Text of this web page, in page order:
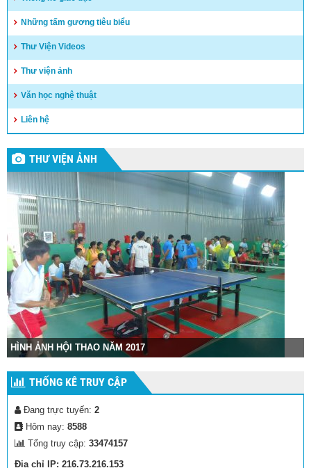
Những tấm gương tiêu biểu
Thư Viện Videos
Thư viện ảnh
Văn học nghệ thuật
Liên hệ
THƯ VIỆN ẢNH
THAO NĂM 2017
THỐNG KÊ TRUY CẬP
Đang trực tuyến: 2
Hôm nay: 8588
Tổng truy cập: 33474157
Địa chỉ IP: 216.73.216.153